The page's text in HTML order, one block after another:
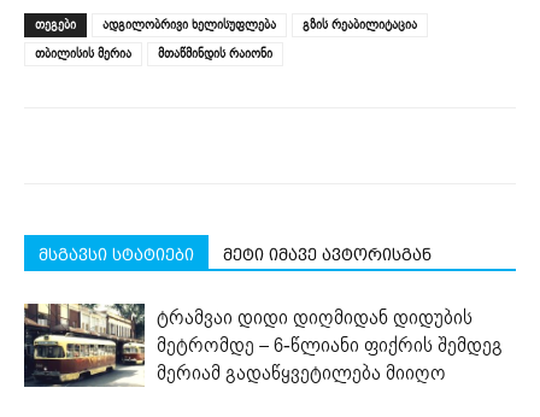
(Opens
in
new
window)
(Opens
in
new
window)
(Opens
in
new
window)
(Opens
in
new
window)
(Opens
in window)
ᲗᲔᲒᲔᲑᲘ ადგილობრივი ხელისუფლება
გზის რეაბილიტაცია
თბილისის მერია
მთაწმინდის რაიონი
მსგავსი სტატიები მეტი იმავე ავტორისგან
ტრამვაი დიდი დიღმიდან დიდუბის
მეტრომდე – 6-წლიანი ფიქრის შემდეგ
მერიამ გადაწყვეტილება მიიღო